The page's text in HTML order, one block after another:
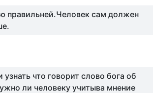
правильней.Человек сам должен
что говорит слово бога об
ли человеку учитыва мнение